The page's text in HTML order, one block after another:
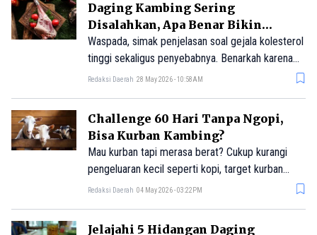
Daging Kambing Sering
Disalahkan, Apa Benar Bikin
Kolesterol Naik?
Waspada, simak penjelasan soal gejala kolesterol
tinggi sekaligus penyebabnya. Benarkah karena
daging kambing?
Redaksi Daerah 28 May 2026 - 10:58AM
Challenge 60 Hari Tanpa Ngopi,
Bisa Kurban Kambing?
Mau kurban tapi merasa berat? Cukup kurangi
pengeluaran kecil seperti kopi, target kurban
kambing dan sapi bisa tercapai dalam hitungan
Redaksi Daerah 04 May 2026 - 03:22PM
Jelajahi 5 Hidangan Daging